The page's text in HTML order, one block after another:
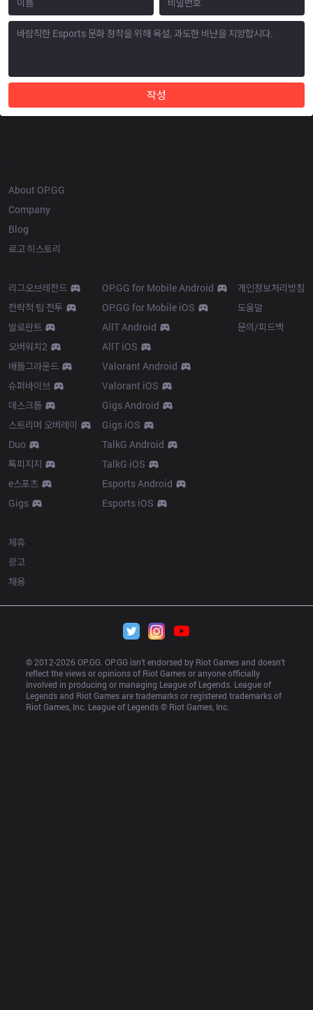
작성
About OP.GG
Company
Blog
로고 히스토리
리그오브레전드
전략적 팀 전투
발로란트
오버워치2
배틀그라운드
슈퍼바이브
데스크톱
스트리머 오버레이
Duo
톡피지지
e스포츠
Gigs
OP.GG for Mobile Android
OP.GG for Mobile iOS
AllT Android
AllT iOS
Valorant Android
Valorant iOS
Gigs Android
Gigs iOS
TalkG Android
TalkG iOS
Esports Android
Esports iOS
개인정보처리방침
도움말
문의/피드백
제휴
광고
채용
© 2012-2026 OP.GG. OP.GG isn’t endorsed by Riot Games and doesn’t
reflect the views or opinions of Riot Games or anyone officially
involved in producing or managing League of Legends. League of
Legends and Riot Games are trademarks or registered trademarks of
Riot Games, Inc. League of Legends © Riot Games, Inc.